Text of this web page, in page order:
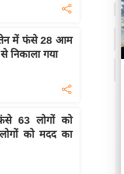
में फंसे 28 आम
निकाला गया
63 लोगों को
को मदद का